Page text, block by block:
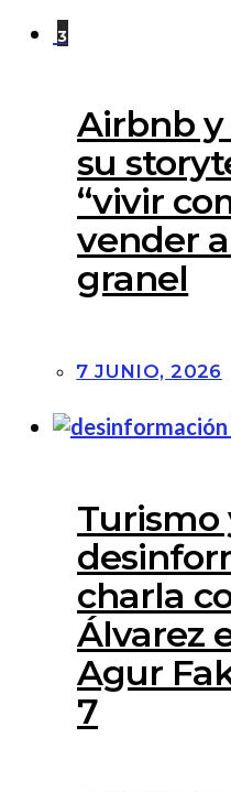
3
Airbnb y
su
“vivir
vender
granel
7 JUNIO, 2026
Turismo
charla
Álvarez
Agur
7